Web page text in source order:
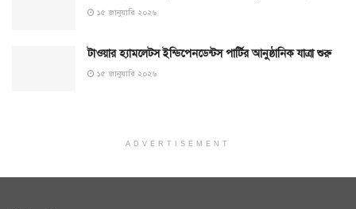
১৫ জানুয়ারি ২০২৬
টাওয়ার হ্যামলেটস ইন্ডিপেনডেন্টস পার্টির আনুষ্ঠানিক যাত্রা শুরু
১৫ জানুয়ারি ২০২৬
ADVERTISEMENT